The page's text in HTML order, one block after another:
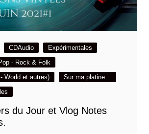
CDAudio
Expérimentales
- Rock & Folk
World et autres)
Sur ma platine…
du Jour et Vlog Notes